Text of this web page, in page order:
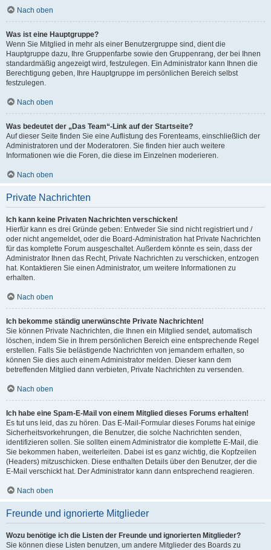
Nach oben
Was ist eine Hauptgruppe?
Wenn Sie Mitglied in mehr als einer Benutzergruppe sind, dient die
Hauptgruppe dazu, Ihre Gruppenfarbe sowie den Gruppenrang, der bei Ihnen
standardmäßig angezeigt wird, festzulegen. Ein Administrator kann Ihnen die
Berechtigung geben, Ihre Hauptgruppe im persönlichen Bereich selbst
festzulegen.
Nach oben
Was bedeutet der „Das Team“-Link auf der Startseite?
Auf dieser Seite finden Sie eine Auflistung des Forenteams, einschließlich der
Administratoren und der Moderatoren. Sie finden hier auch weitere
Informationen wie die Foren, die diese im Einzelnen moderieren.
Nach oben
Private Nachrichten
Ich kann keine Privaten Nachrichten verschicken!
Hierfür kann es drei Gründe geben: Entweder Sie sind nicht registriert und /
oder nicht angemeldet, oder die Board-Administration hat Private Nachrichten
für das komplette Forum ausgeschaltet. Außerdem könnte es sein, dass der
Administrator Ihnen das Recht, Private Nachrichten zu verschicken, entzogen
hat. Kontaktieren Sie einen Administrator, um weitere Informationen zu
erhalten.
Nach oben
Ich bekomme ständig unerwünschte Private Nachrichten!
Sie können Private Nachrichten, die Ihnen ein Mitglied sendet, automatisch
löschen, indem Sie in Ihrem persönlichen Bereich eine entsprechende Regel
erstellen. Falls Sie belästigende Nachrichten von jemandem erhalten, so
können Sie dies auch einem Administrator melden. Dieser kann dem
betreffenden Mitglied dann verbieten, Private Nachrichten zu versenden.
Nach oben
Ich habe eine Spam-E-Mail von einem Mitglied dieses Forums erhalten!
Es tut uns leid, das zu hören. Das E-Mail-Formular dieses Forums hat einige
Sicherheitsvorkehrungen, die Benutzer, die solche Nachrichten senden,
identifizieren sollen. Sie sollten einem Administrator die komplette E-Mail, die
Sie bekommen haben, weiterleiten. Dabei ist es ganz wichtig, die Kopfzeilen
(Headers) mitzuschicken. Diese enthalten Details über den Benutzer, der die
E-Mail verschickt hat. Der Administrator kann dann entsprechend reagieren.
Nach oben
Freunde und ignorierte Mitglieder
Wozu benötige ich die Listen der Freunde und ignorierten Mitglieder?
Sie können diese Listen benutzen, um andere Mitglieder des Boards zu